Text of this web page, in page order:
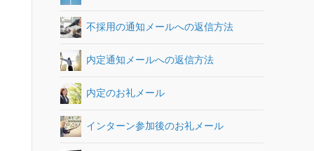
不採用の通知メールへの返信方法
内定通知メールへの返信方法
内定のお礼メール
インターン参加後のお礼メール